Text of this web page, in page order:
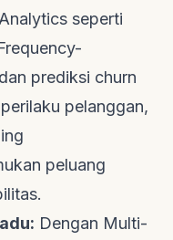
seperti
prediksi churn
pelanggan,
peluang
Dengan Multi-